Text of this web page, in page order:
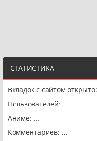
СТАТИСТИКА
Вкладок с сайтом открыто:
Пользователей: ...
Аниме: ...
Комментариев: ...